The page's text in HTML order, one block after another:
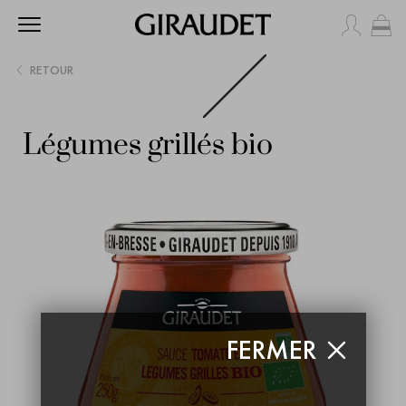
FERMER
RETOUR
Légumes grillés bio